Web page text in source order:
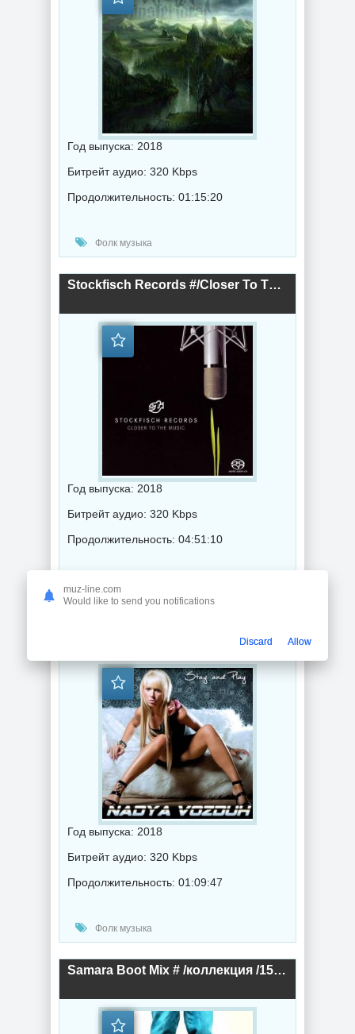
Год выпуска: 2018
Битрейт аудио: 320 Kbps
Продолжительность: 01:15:20
Фолк музыка
Stockfisch Records #/Closer To The Music/ (2018) торрент
Год выпуска: 2018
Битрейт аудио: 320 Kbps
Продолжительность: 04:51:10
Фолк музыка
Год выпуска: 2018
Битрейт аудио: 320 Kbps
Продолжительность: 01:09:47
Фолк музыка
Samara Boot Mix # /коллекция /15 CD/ (2018) торрент
muz-line.com
Would like to send you notifications
Discard Allow